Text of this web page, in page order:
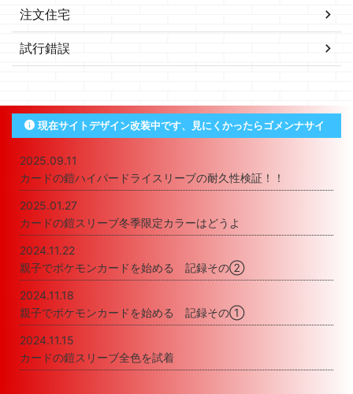
注文住宅
試行錯誤
現在サイトデザイン改装中です、見にくかったらゴメンナサイ
2025.09.11
カードの鎧ハイパードライスリーブの耐久性検証！！
2025.01.27
カードの鎧スリーブ冬季限定カラーはどうよ
2024.11.22
親子でポケモンカードを始める 記録その②
2024.11.18
親子でポケモンカードを始める 記録その①
2024.11.15
カードの鎧スリーブ全色を試着